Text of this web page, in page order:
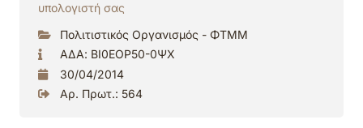
υπολογιστή σας
Πολιτιστικός Οργανισμός - ΦΤΜΜ
ΑΔΑ: ΒΙ0ΕΟΡ50-0ΨΧ
30/04/2014
Αρ. Πρωτ.: 564